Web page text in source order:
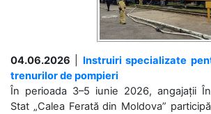
04.06.2026
Instruiri specializate
trenurilor de pompieri
În perioada 3–5 iunie 2026, angajații
Stat „Calea Ferată din Moldova”